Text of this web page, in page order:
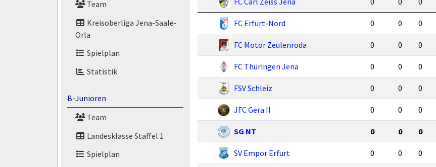
Team
Kreisoberliga Jena-Saale-
Orla
Spielplan
Statistik
B-Junioren
Team
Landesklasse Staffel 1
Spielplan
FC Erfurt-Nord 0 0 0
FC Motor Zeulenroda 0 0 0
FC Thüringen Jena 0 0 0
FSV Schleiz 0 0 0
JFC Gera II 0 0 0
SG NT 0 0 0
SV Empor Erfurt 0 0 0